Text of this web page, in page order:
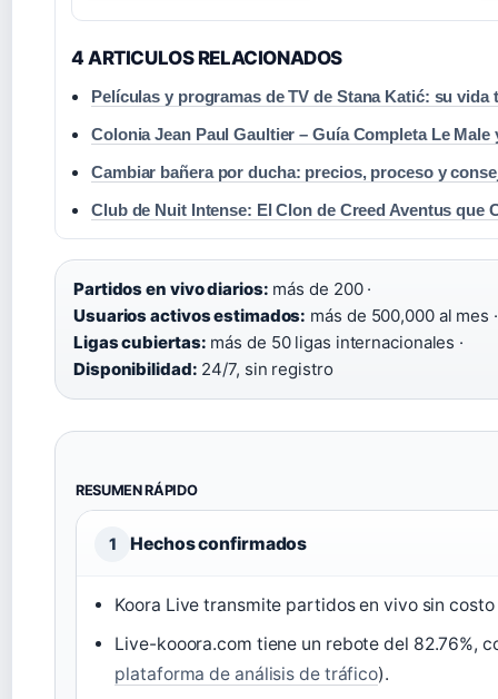
4 ARTICULOS RELACIONADOS
Películas y programas de TV de Stana Katić: su vida
Colonia Jean Paul Gaultier – Guía Completa Le Male
Cambiar bañera por ducha: precios, proceso y
Club de Nuit Intense: El Clon de Creed Aventus que
Partidos en vivo diarios: más de 200 ·
Usuarios activos estimados: más de 500,000 al mes ·
Ligas cubiertas: más de 50 ligas internacionales ·
Disponibilidad: 24/7, sin registro
RESUMEN RÁPIDO
1 Hechos confirmados
Koora Live transmite partidos en vivo sin costo
Live-kooora.com tiene un rebote del 82.76%,
plataforma de análisis de tráfico).